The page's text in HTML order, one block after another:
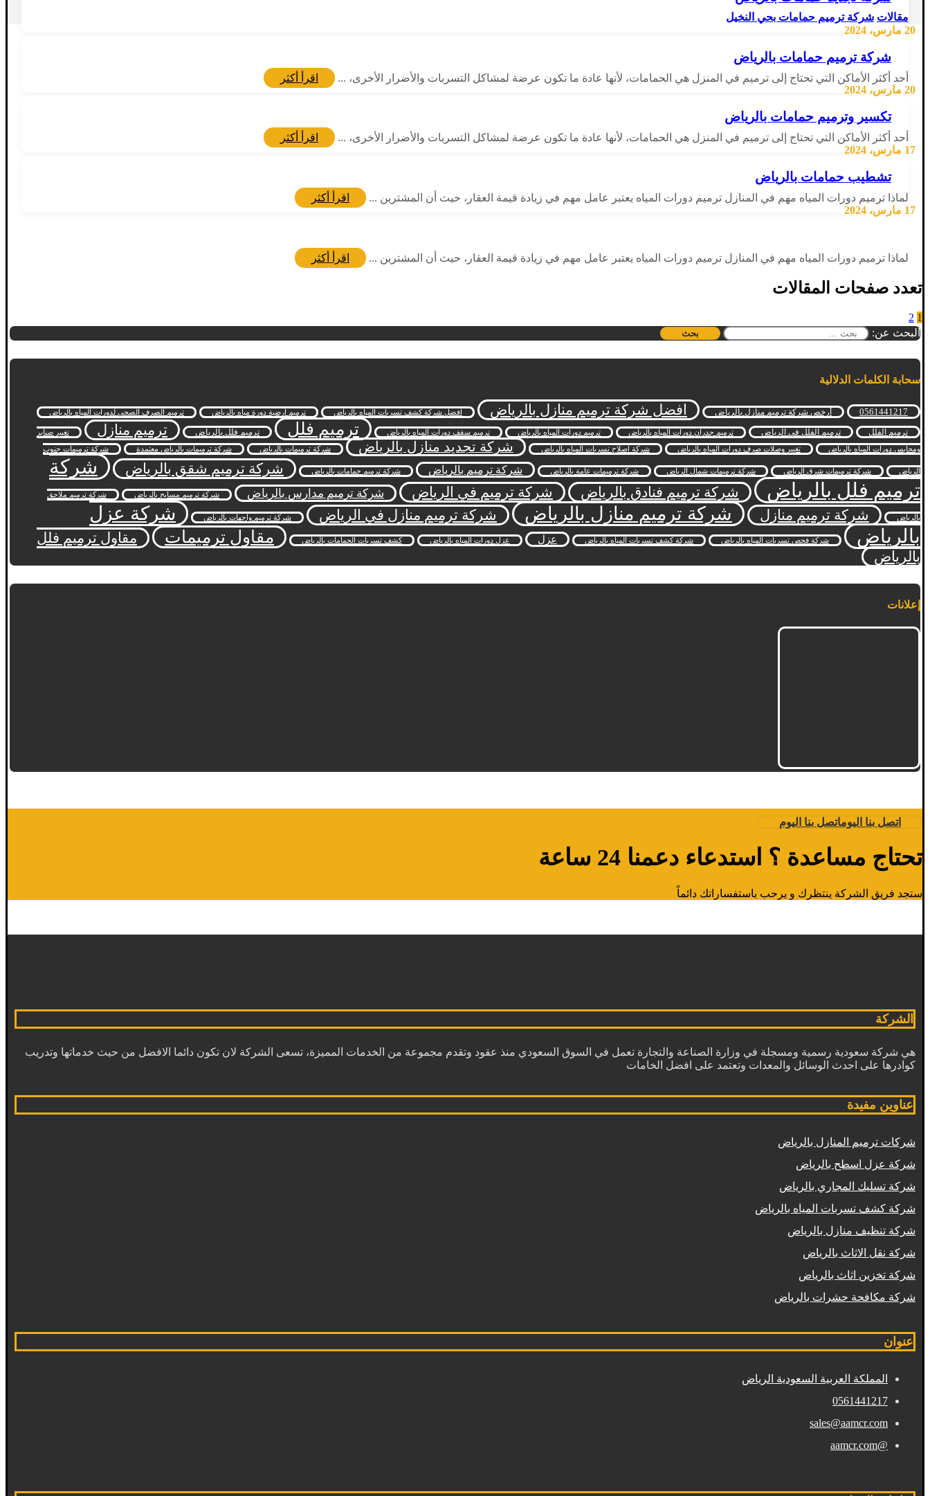
مقالات شركة ترميم حمامات بحي النخيل
20 مارس، 2024
أحد أكثر الأماكن التي تحتاج إلى ترميم في المنزل هي الحمامات، لأنها عادة ما تكون عرضة لمشاكل التسربات والأضرار الأخرى، ... اقرأ أكثر
شركة ترميم حمامات بالرياض
20 مارس، 2024
أحد أكثر الأماكن التي تحتاج إلى ترميم في المنزل هي الحمامات، لأنها عادة ما تكون عرضة لمشاكل التسربات والأضرار الأخرى، ... اقرأ أكثر
تكسير وترميم حمامات بالرياض
17 مارس، 2024
لماذا ترميم دورات المياه مهم في المنازل ترميم دورات المياه يعتبر عامل مهم في زيادة قيمة العقار، حيث أن المشترين ... اقرأ أكثر
تشطيب حمامات بالرياض
17 مارس، 2024
لماذا ترميم دورات المياه مهم في المنازل ترميم دورات المياه يعتبر عامل مهم في زيادة قيمة العقار، حيث أن المشترين ... اقرأ أكثر
تعدد صفحات المقالات
1
2
البحث عن:
سحابة الكلمات الدلالية
0561441217 أرخص شركة ترميم منازل بالرياض افضل شركة ترميم منازل بالرياض افضل شركة كشف تسربات المياه بالرياض ترميم ارضية دورة مياه بالرياض ترميم الصرف الصحي لدورات المياه بالرياض
ترميم الفلل ترميم الفلل في الرياض ترميم جدران دورات المياه بالرياض ترميم دورات المياه بالرياض ترميم سقف دورات المياه بالرياض ترميم فلل ترميم فلل بالرياض ترميم منازل تغيير صنابر
ومحابس دورات المياه بالرياض تغيير وصلات صرف دورات المياه بالرياض شركة اصلاح تسربات المياه بالرياض شركة تجديد منازل بالرياض شركة ترميمات بالرياض شركة ترميمات بالرياض معتمدة شركة ترميمات جنوب
الرياض شركة ترميمات شرق الرياض شركة ترميمات شمال الرياض شركة ترميمات عامة بالرياض شركة ترميم بالرياض شركة ترميم حمامات بالرياض شركة ترميم شقق بالرياض
شركة
ترميم فلل بالرياض
شركة ترميم فنادق بالرياض شركة ترميم في الرياض شركة ترميم مدارس بالرياض شركة ترميم مسابح بالرياض شركة ترميم ملاحق
بالرياض شركة ترميم منازل شركة ترميم منازل بالرياض شركة ترميم منازل في الرياض شركة ترميم واجهات بالرياض
شركة عزل
بالرياض
شركة فحص تسربات المياه بالرياض شركة كشف تسربات المياه بالرياض عزل عزل دورات المياه بالرياض كشف تسربات الحمامات بالرياض مقاول ترميمات
مقاول ترميم فلل
بالرياض
إعلانات
اتصل بنا اليوماتصل بنا اليوم
تحتاج مساعدة ؟ استدعاء دعمنا 24 ساعة
ستجد فريق الشركة ينتظرك و يرحب باستفساراتك دائماً
الشركة
هي شركة سعودية رسمية ومسجلة في وزارة الصناعة والتجارة تعمل في السوق السعودي منذ عقود وتقدم مجموعة من الخدمات المميزة، تسعى الشركة لان تكون دائما الافضل من حيث خدماتها وتدريب
كوادرها على احدث الوسائل والمعدات وتعتمد على افضل الخامات
عناوين مفيدة
شركات ترميم المنازل بالرياض
شركة عزل اسطح بالرياض
شركة تسليك المجاري بالرياض
شركة كشف تسربات المياه بالرياض
شركة تنظيف منازل بالرياض
شركة نقل الاثاث بالرياض
شركة تخزين اثاث بالرياض
شركة مكافحة حشرات بالرياض
عنوان
المملكة العربية السعودية الرياض
0561441217
sales@aamcr.com
@aamcr.com